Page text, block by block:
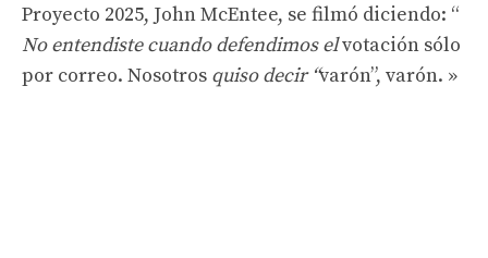
Proyecto 2025, John McEntee, se filmó diciendo: “
No entendiste cuando defendimos elvotación sólo
por correo. Nosotros quiso decir “varón”, varón. »